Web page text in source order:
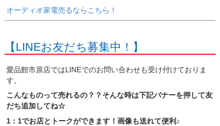
オーディオ家電売るならこちら！
【LINEお友だち募集中！】
愛品館市原店ではLINEでのお問い合わせも受け付けておりま
す。
こんなものって売れるの？？そんな時は下記バナーを押して友
だち追加してね☆
1：1でお店とトークができます！画像も送れて便利♪